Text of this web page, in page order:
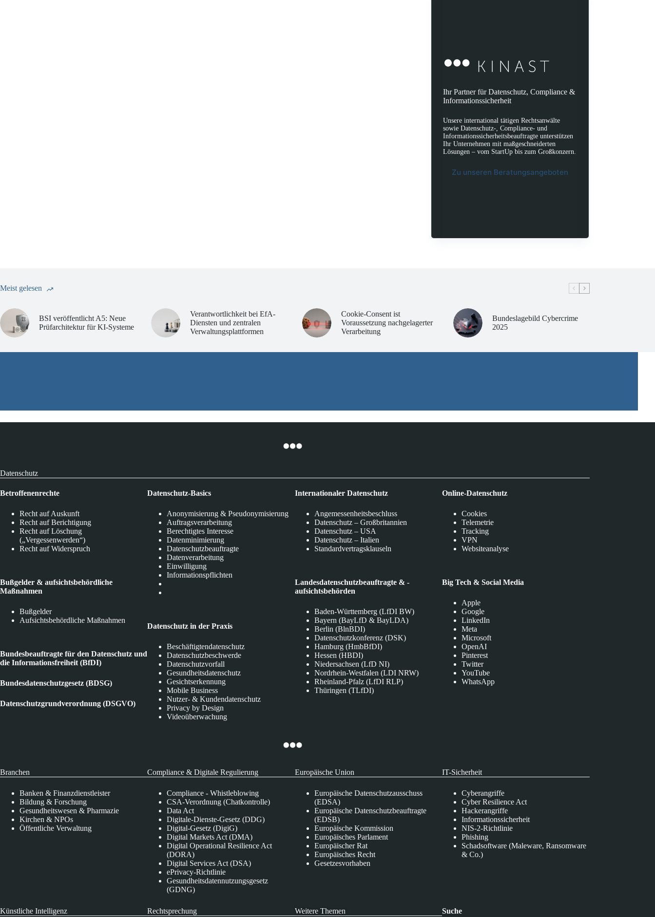
Ihr Partner für Datenschutz, Compliance &
Informationssicherheit
Unsere international tätigen Rechtsanwälte
sowie Datenschutz-, Compliance- und
Informationssicherheitsbeauftragte unterstützen
Ihr Unternehmen mit maßgeschneiderten
Lösungen – vom StartUp bis zum Großkonzern.
Zu unseren Beratungsangeboten
Meist gelesen
BSI veröffentlicht A5: Neue
Prüfarchitektur für KI-Systeme
Verantwortlichkeit bei EfA-
Diensten und zentralen
Verwaltungsplattformen
Cookie-Consent ist
Voraussetzung nachgelagerter
Verarbeitung
Bundeslagebild Cybercrime
2025
Datenschutz
Betroffenenrechte
Recht auf Auskunft
Recht auf Berichtigung
Recht auf Löschung
(„Vergessenwerden“)
Recht auf Widerspruch
Bußgelder & aufsichtsbehördliche
Maßnahmen
Bußgelder
Aufsichtsbehördliche Maßnahmen
Bundesbeauftragte für den Datenschutz und
die Informationsfreiheit (BfDI)
Bundesdatenschutzgesetz (BDSG)
Datenschutzgrundverordnung (DSGVO)
Datenschutz-Basics
Anonymisierung & Pseudonymisierung
Auftragsverarbeitung
Berechtigtes Interesse
Datenminimierung
Datenschutzbeauftragte
Datenverarbeitung
Einwilligung
Informationspflichten
Datenschutz in der Praxis
Beschäftigtendatenschutz
Datenschutzbeschwerde
Datenschutzvorfall
Gesundheitsdatenschutz
Gesichtserkennung
Mobile Business
Nutzer- & Kundendatenschutz
Privacy by Design
Videoüberwachung
Internationaler Datenschutz
Angemessenheitsbeschluss
Datenschutz – Großbritannien
Datenschutz – USA
Datenschutz – Italien
Standardvertragsklauseln
Landesdatenschutzbeauftragte & -
aufsichtsbehörden
Baden-Württemberg (LfDI BW)
Bayern (BayLfD & BayLDA)
Berlin (BlnBDI)
Datenschutzkonferenz (DSK)
Hamburg (HmbBfDI)
Hessen (HBDI)
Niedersachsen (LfD NI)
Nordrhein-Westfalen (LDI NRW)
Rheinland-Pfalz (LfDI RLP)
Thüringen (TLfDI)
Online-Datenschutz
Cookies
Telemetrie
Tracking
VPN
Websiteanalyse
Big Tech & Social Media
Apple
Google
LinkedIn
Meta
Microsoft
OpenAI
Pinterest
Twitter
YouTube
WhatsApp
Branchen
Banken & Finanzdienstleister
Bildung & Forschung
Gesundheitswesen & Pharmazie
Kirchen & NPOs
Öffentliche Verwaltung
Compliance & Digitale Regulierung
Compliance - Whistleblowing
CSA-Verordnung (Chatkontrolle)
Data Act
Digitale-Dienste-Gesetz (DDG)
Digital-Gesetz (DigiG)
Digital Markets Act (DMA)
Digital Operational Resilience Act
(DORA)
Digital Services Act (DSA)
ePrivacy-Richtlinie
Gesundheitsdatennutzungsgesetz
(GDNG)
Europäische Union
Europäische Datenschutzausschuss
(EDSA)
Europäische Datenschutzbeauftragte
(EDSB)
Europäische Kommission
Europäisches Parlament
Europäischer Rat
Europäisches Recht
Gesetzesvorhaben
IT-Sicherheit
Cyberangriffe
Cyber Resilience Act
Hackerangriffe
Informationssicherheit
NIS-2-Richtlinie
Phishing
Schadsoftware (Maleware, Ransomware
& Co.)
Künstliche Intelligenz Rechtsprechung Weitere Themen Suche